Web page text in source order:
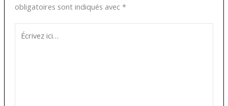
obligatoires sont indiqués avec *
Écrivez
ici…